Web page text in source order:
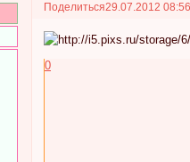
Поделиться29.07.2012
0